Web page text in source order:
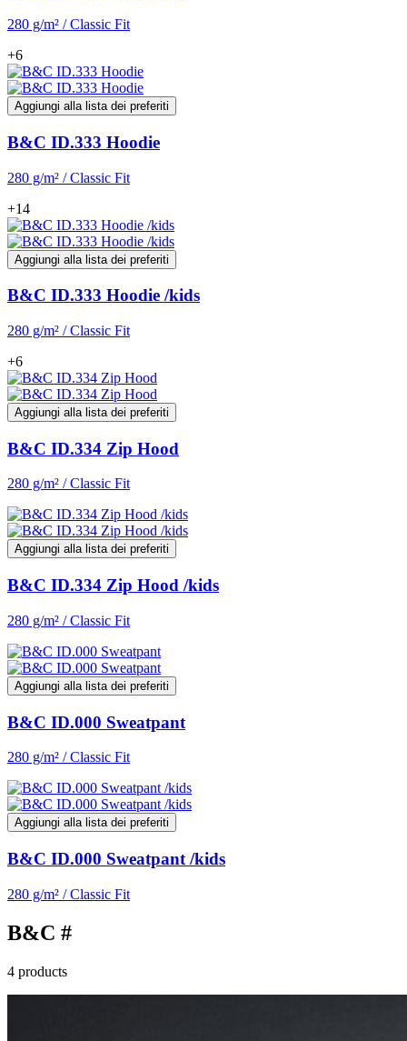
280 g/m² / Classic Fit
+6
Aggiungi alla lista dei preferiti
B&C ID.333 Hoodie
280 g/m² / Classic Fit
+14
Aggiungi alla lista dei preferiti
B&C ID.333 Hoodie /kids
280 g/m² / Classic Fit
+6
Aggiungi alla lista dei preferiti
B&C ID.334 Zip Hood
280 g/m² / Classic Fit
Aggiungi alla lista dei preferiti
B&C ID.334 Zip Hood /kids
280 g/m² / Classic Fit
Aggiungi alla lista dei preferiti
B&C ID.000 Sweatpant
280 g/m² / Classic Fit
Aggiungi alla lista dei preferiti
B&C ID.000 Sweatpant /kids
280 g/m² / Classic Fit
B&C #
4 products